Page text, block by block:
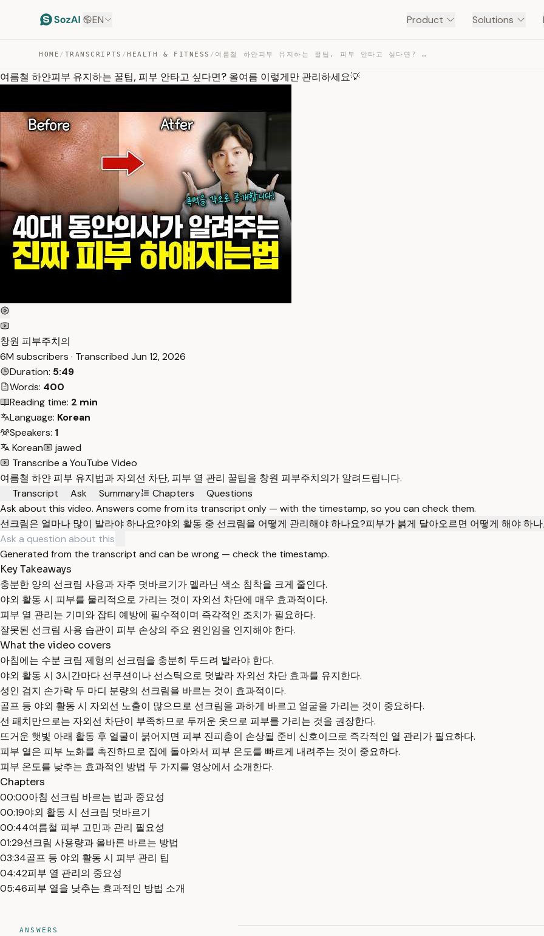
EN Product Solutions
HOME / TRANSCRIPTS /HEALTH & FITNESS / 여름철 하얀피부 유지하는 꿀팁, 피부 안타고 싶다면? 올여름 이렇게만 관리하세요💡 — TRANSCRIPT
여름철 하얀피부 유지하는 꿀팁, 피부 안타고 싶다면? 올여름 이렇게만 관리하세요💡
창원 피부주치의
6M subscribers · Transcribed Jun 12, 2026
Duration: 5:49
Words: 400
Reading time: 2 min
Language: Korean
Speakers: 1
Korean
jawed
Transcribe a YouTube Video
여름철 하얀 피부 유지법과 자외선 차단, 피부 열 관리 꿀팁을 창원 피부주치의가 알려드립니다.
Transcript
Ask Summary Chapters
Questions
Ask about this video. Answers come from its transcript only — with the timestamp, so you can check them.
선크림은 얼마나 많이 발라야 하나요?야외 활동 중 선크림을 어떻게 관리해야 하나요?피부가 붉게 달아오르면 어떻게 해야 하
Generated from the transcript and can be wrong — check the timestamp.
Key Takeaways
충분한 양의 선크림 사용과 자주 덧바르기가 멜라닌 색소 침착을 크게 줄인다.
야외 활동 시 피부를 물리적으로 가리는 것이 자외선 차단에 매우 효과적이다.
피부 열 관리는 기미와 잡티 예방에 필수적이며 즉각적인 조치가 필요하다.
잘못된 선크림 사용 습관이 피부 손상의 주요 원인임을 인지해야 한다.
What the video covers
아침에는 수분 크림 제형의 선크림을 충분히 두드려 발라야 한다.
야외 활동 시 3시간마다 선쿠션이나 선스틱으로 덧발라 자외선 차단 효과를 유지한다.
성인 검지 손가락 두 마디 분량의 선크림을 바르는 것이 효과적이다.
골프 등 야외 활동 시 자외선 노출이 많으므로 선크림을 과하게 바르고 얼굴을 가리는 것이 중요하다.
선 패치만으로는 자외선 차단이 부족하므로 두꺼운 옷으로 피부를 가리는 것을 권장한다.
뜨거운 햇빛 아래 활동 후 얼굴이 붉어지면 피부 진피층이 손상될 준비 신호이므로 즉각적인 열 관리가 필요하다.
피부 열은 피부 노화를 촉진하므로 집에 돌아와서 피부 온도를 빠르게 내려주는 것이 중요하다.
피부 온도를 낮추는 효과적인 방법 두 가지를 영상에서 소개한다.
Chapters
00:00아침 선크림 바르는 법과 중요성
00:19야외 활동 시 선크림 덧바르기
00:44여름철 피부 고민과 관리 필요성
01:29선크림 사용량과 올바른 바르는 방법
03:34골프 등 야외 활동 시 피부 관리 팁
04:42피부 열 관리의 중요성
05:46피부 열을 낮추는 효과적인 방법 소개
ANSWERS